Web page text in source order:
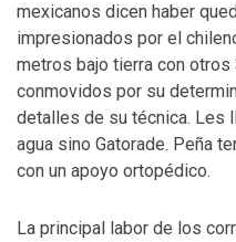
mexicanos dicen haber
impresionados por el
metros bajo tierra con
conmovidos por su
detalles de su técnica. Les
agua sino Gatorade. Peña
con un apoyo ortopédico.
La principal labor de los